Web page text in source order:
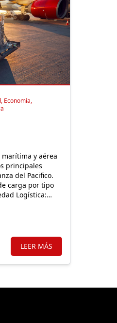
Economía,
y aérea
principales
del Pacifico.
carga por tipo
Logística:
LEER MÁS